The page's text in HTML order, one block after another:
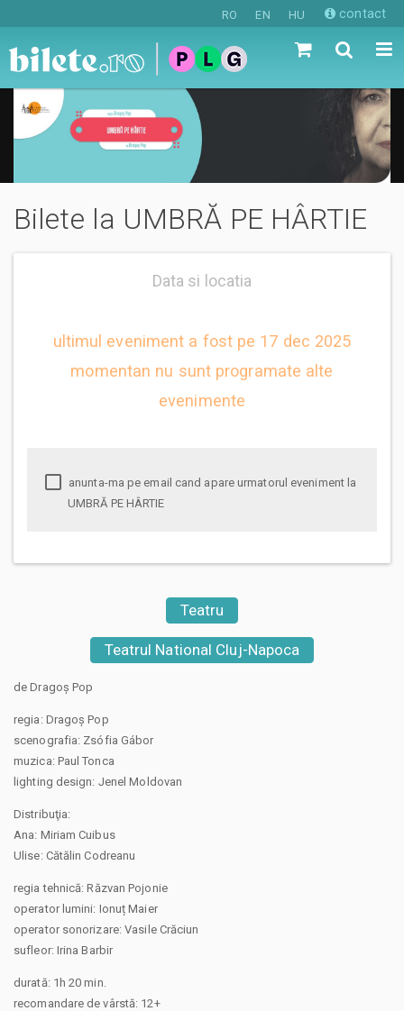
RO EN HU contact
Bilete la UMBRĂ PE HÂRTIE
Data si locatia
ultimul eveniment a fost pe 17 dec 2025
momentan nu sunt programate alte
evenimente
UMBRĂ PE HÂRTIE
Teatru
Teatrul National Cluj-Napoca
de Dragoș Pop
regia: Dragoș Pop
scenografia: Zsófia Gábor
muzica: Paul Tonca
lighting design: Jenel Moldovan
Distribuţia:
Ana: Miriam Cuibus
Ulise: Cătălin Codreanu
regia tehnică: Răzvan Pojonie
operator lumini: Ionuț Maier
operator sonorizare: Vasile Crăciun
sufleor: Irina Barbir
durată: 1h 20 min.
recomandare de vârstă: 12+